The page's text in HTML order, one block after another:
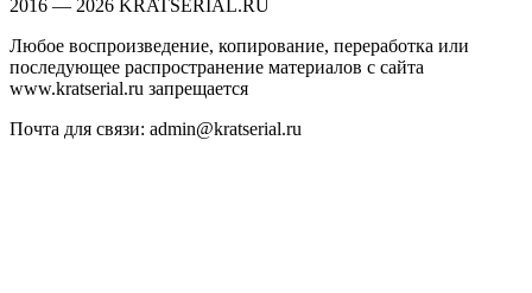
2016 — 2026 KRATSERIAL.RU
Любое воспроизведение, копирование, переработка или
последующее распространение материалов с сайта
www.kratserial.ru запрещается
Почта для связи: admin@kratserial.ru